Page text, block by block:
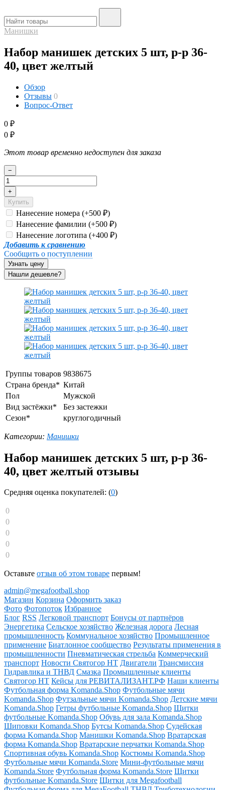
Манишки
Набор манишек детских 5 шт, р-р 36-
40, цвет желтый
Обзор
Отзывы 0
Вопрос-Ответ
0 ₽
0 ₽
Этот товар временно недоступен для заказа
−
+
Купить
Нанесение номера (+500 ₽)
Нанесение фамилии (+500 ₽)
Нанесение логотипа (+400 ₽)
Добавить к сравнению
Сообщить о поступлении
Узнать цену
Группы товаров 9838675
Страна бренда* Китай
Пол
Мужской
Вид застёжки*
Без застежки
Сезон*
круглогодичный
Категории: Манишки
Набор манишек детских 5 шт, р-р 36-
40, цвет желтый отзывы
Средняя оценка покупателей: (0)
0
0
0
0
0
Оставьте отзыв об этом товаре первым!
admin@megafootball.shop
Магазин Корзина Оформить заказ
Фото Фотопоток Избранное
Блог RSS Легковой транспорт Бонусы от партнёров
Энергетика Сельское хозяйство Железная дорога Лесная
промышленность Коммунальное хозяйство Промышленное
применение Биатлонное сообщество Результаты применения в
промышленности Пневматическая стрельба Коммерческий
транспорт Новости Святогор НТ Двигатели Трансмиссия
Гидравлика и ТНВД Смазка Промышленные клиенты
Святогор НТ Кейсы для РЕВИТАЛИЗАНТ.РФ Наши клиенты
Футбольная форма Komanda.Shop Футбольные мячи
Komanda.Shop Футзальные мячи Komanda.Shop Детские мячи
Komanda.Shop Гетры футбольные Komanda.Shop Щитки
футбольные Komanda.Shop Обувь для зала Komanda.Shop
Шиповки Komanda.Shop Бутсы Komanda.Shop Судейская
форма Komanda.Shop Манишки Komanda.Shop Вратарская
форма Komanda.Shop Вратарские перчатки Komanda.Shop
Спортивная обувь Komanda.Shop Костюмы Komanda.Shop
Футбольные мячи Komanda.Store Мини-футбольные мячи
Komanda.Store Футбольная форма Komanda.Store Щитки
футбольные Komanda.Store Щитки для Megafootball